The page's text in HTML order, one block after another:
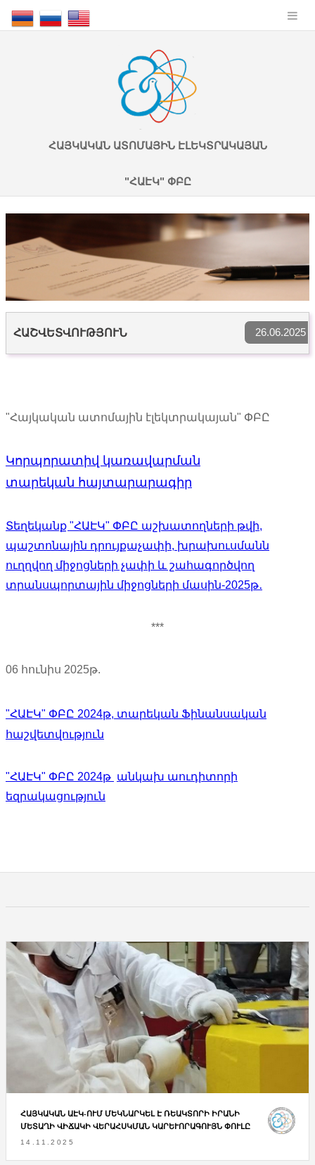
ՀԱՅԿԱԿԱՆ ԱՏՈՄԱՅԻՆ ԷԼԵԿՏՐԱԿԱՅԱՆ
"ՀԱԷԿ" ՓԲԸ
26.06.2025
ՀԱՇՎԵՏՎՈՒԹՅՈՒՆ
"Հայկական ատոմային էլեկտրակայան" ՓԲԸ
Կորպորատիվ կառավարման
տարեկան հայտարարագիր
Տեղեկանք "ՀԱԷԿ" ՓԲԸ աշխատողների թվի,
պաշտոնային դրույքաչափի, խրախուսմանն
ուղղվող միջոցների չափի և շահագործվող
տրանսպորտային միջոցների մասին-2025թ․
***
06 հունիս 2025թ.
"ՀԱԷԿ" ՓԲԸ 2024թ, տարեկան Ֆինանսական
հաշվետվություն
"ՀԱԷԿ" ՓԲԸ 2024թ անկա խ աուդիտորի
եզրակացություն
ՀԱՅԿԱԿԱՆ ԱԷԿ-ՈՒՄ ՄԵԿՆԱՐԿԵԼ Է ՌԵԱԿՏՈՐԻ ԻՐԱՆԻ
ՄԵՏԱՂԻ ՎԻՃԱԿԻ ՎԵՐԱՀՍԿՄԱՆ ԿԱՐԵՒՈՐԱԳՈՒՅՆ ՓՈՒԼԸ
14.11.2025